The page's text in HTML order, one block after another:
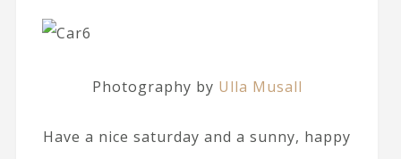
Photography by Ulla Musall
Have a nice saturday and a sunny, happy